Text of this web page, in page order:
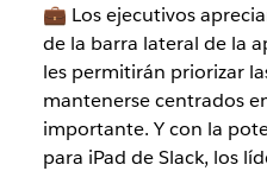
💼 Los ejecutivos
de la barra lateral de la
les permitirán priorizar
mantenerse centrados
importante. Y con la
para iPad de Slack, los